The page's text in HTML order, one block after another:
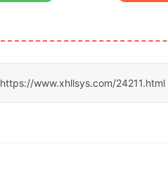
https://www.xhllsys.com/24211.html